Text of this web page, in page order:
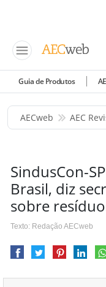
Guia de Produtos
AECweb AEC
SindusCon-
Brasil, diz
sobre
Texto: Redação AECweb